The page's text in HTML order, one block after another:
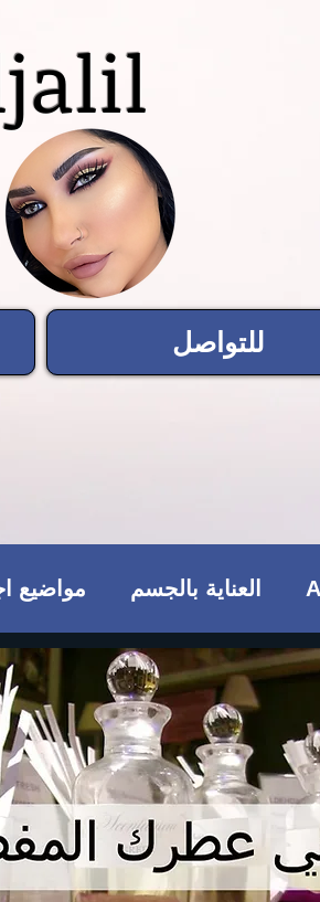
للتواصل
العناية بالجسم مواضيع
و عطور منتجات بوتيكي
بالشعر العناية بالجسم
منتجات بوتيكي مكملات